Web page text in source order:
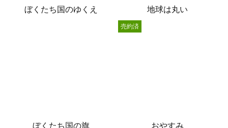
ぼくたち国のゆくえ 地球は丸い
ぼくたち国の旗 おやすみ
売約済